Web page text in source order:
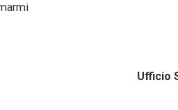
Ufficio Stampa